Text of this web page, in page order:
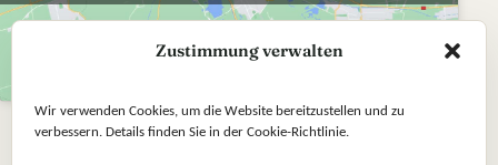
Zustimmung verwalten
Wir verwenden Cookies, um die Website bereitzustellen und zu
verbessern. Details finden Sie in der Cookie-Richtlinie.